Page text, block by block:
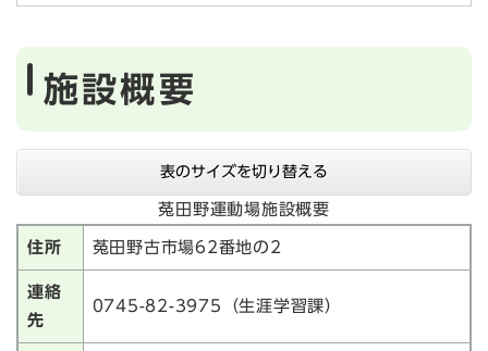
施設概要
表のサイズを切り替える
菟田野運動場施設概要
住所 菟田野古市場62番地の2
連絡
先
0745-82-3975（生涯学習課）